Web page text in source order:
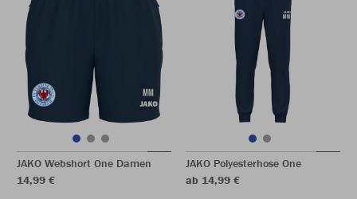
JAKO Webshort One Damen
14,99 €
JAKO Polyesterhose One
ab 14,99 €